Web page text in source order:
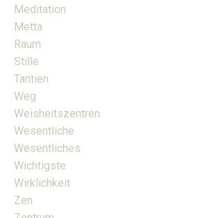
Meditation
Metta
Raum
Stille
Tantien
Weg
Weisheitszentren
Wesentliche
Wesentliches
Wichtigste
Wirklichkeit
Zen